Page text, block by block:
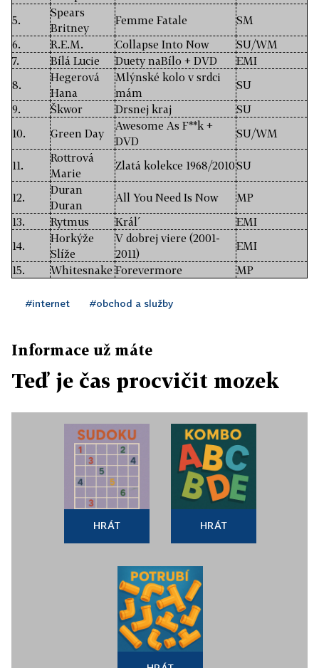
5.
Spears
Britney
Femme Fatale
SM
6.
R.E.M. Collapse Into Now
SU/WM
7.
Bílá Lucie Duety naBílo + DVD
EMI
8.
Hegerová
Hana
Mlýnské kolo v srdci
mám
SU
9.
Škwor Drsnej kraj
SU
10.
Green Day
Awesome As F**k +
DVD
SU/WM
11.
Rottrová
Marie
Zlatá kolekce 1968/2010SU
12.
Duran
Duran
All You Need Is Now
MP
13.
Rytmus Král´
EMI
14.
Horkýže
Slíže
V dobrej viere (2001-
2011)
EMI
15.
Whitesnake Forevermore MP
#internet #obchod a služby
Informace už máte
Teď je čas procvičit mozek
HRÁT HRÁT